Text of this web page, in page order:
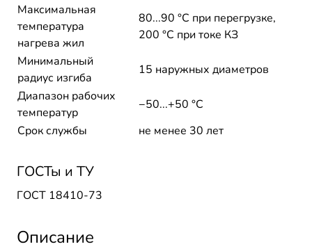
Максимальная
температура
нагрева жил
80...90 °C при перегрузке,
200 °C при токе КЗ
Минимальный
радиус изгиба
15 наружных диаметров
Диапазон рабочих
температур
−50...+50 °C
Срок службы
не менее 30 лет
ГОСТы и ТУ
ГОСТ 18410-73
Описание